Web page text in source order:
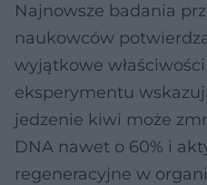
Najnowsze badania
naukowców
wyjątkowe
eksperymentu
jedzenie kiwi może
DNA nawet o 60% i
regeneracyjne w